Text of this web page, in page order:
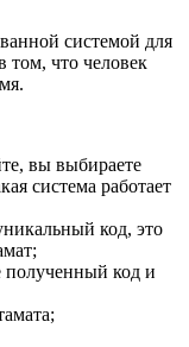
системой для
том, что человек
вы выбираете
система работает
код, это
полученный код и